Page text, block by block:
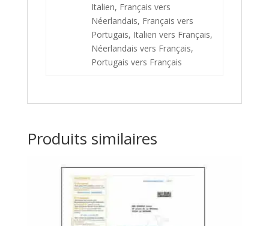
Italien, Français vers
Néerlandais, Français vers
Portugais, Italien vers Français,
Néerlandais vers Français,
Portugais vers Français
Produits similaires